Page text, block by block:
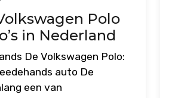
Polo
in Nederland
De Volkswagen Polo:
auto De
een van